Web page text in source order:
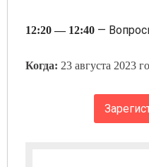
12:20 — 12:40 —
Когда: 23 августа 2023